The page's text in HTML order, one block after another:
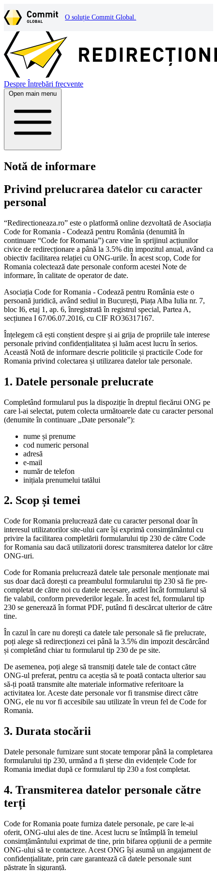
O soluție Commit Global.
Despre Întrebări frecvente
Open main menu
Notă de informare
Privind prelucrarea datelor cu caracter
personal
“Redirectioneaza.ro” este o platformă online dezvoltată de Asociația
Code for Romania - Codează pentru România (denumită în
continuare “Code for Romania”) care vine în sprijinul acțiunilor
civice de redirecționare a până la 3.5% din impozitul anual, având ca
obiectiv facilitarea relației cu ONG-urile. În acest scop, Code for
Romania colectează date personale conform acestei Note de
informare, în calitate de operator de date.
Asociația Code for Romania - Codează pentru România este o
persoană juridică, având sediul in București, Piața Alba Iulia nr. 7,
bloc I6, etaj 1, ap. 6, înregistrată în registrul special, Partea A,
secțiunea I 67/06.07.2016, cu CIF RO36317167.
Înțelegem că ești conștient despre și ai grija de propriile tale interese
personale privind confidențialitatea și luăm acest lucru în serios.
Această Notă de informare descrie politicile și practicile Code for
Romania privind colectarea și utilizarea datelor tale personale.
1. Datele personale prelucrate
Completând formularul pus la dispoziție în dreptul fiecărui ONG pe
care l-ai selectat, putem colecta următoarele date cu caracter personal
(denumite în continuare „Date personale”):
nume și prenume
cod numeric personal
adresă
e-mail
număr de telefon
inițiala prenumelui tatălui
2. Scop și temei
Code for Romania prelucrează date cu caracter personal doar în
interesul utilizatorilor site-ului care își exprimă consimțământul cu
privire la facilitarea completării formularului tip 230 de către Code
for Romania sau dacă utilizatorii doresc transmiterea datelor lor către
ONG-uri.
Code for Romania prelucrează datele tale personale menționate mai
sus doar dacă dorești ca preambulul formularului tip 230 să fie pre-
completat de către noi cu datele necesare, astfel încât formularul să
fie valabil, conform prevederilor legale. În acest fel, formularul tip
230 se generează în format PDF, putând fi descărcat ulterior de către
tine.
În cazul în care nu dorești ca datele tale personale să fie prelucrate,
poți alege să redirecționezi cei până la 3.5% din impozit descărcând
și completând chiar tu formularul tip 230 de pe site.
De asemenea, poți alege să transmiți datele tale de contact către
ONG-ul preferat, pentru ca aceștia să te poată contacta ulterior sau
să-ți poată transmite alte materiale informative referitoare la
activitatea lor. Aceste date personale vor fi transmise direct către
ONG, ele nu vor fi accesibile sau utilizate în vreun fel de Code for
Romania.
3. Durata stocării
Datele personale furnizare sunt stocate temporar până la completarea
formularului tip 230, urmând a fi șterse din evidențele Code for
Romania imediat după ce formularul tip 230 a fost completat.
4. Transmiterea datelor personale către
terți
Code for Romania poate furniza datele personale, pe care le-ai
oferit, ONG-ului ales de tine. Acest lucru se întâmplă în temeiul
consimțământului exprimat de tine, prin bifarea opțiunii de a permite
ONG-ului să te contacteze. Acest ONG își asumă un angajament de
confidențialitate, prin care garantează că datele personale sunt
păstrate în siguranță.